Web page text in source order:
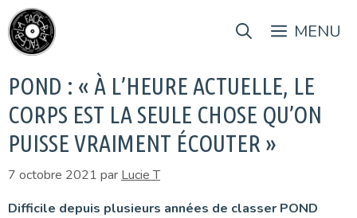
Aller
au
contenu
MENU
POND : « À L’HEURE ACTUELLE, LE
CORPS EST LA SEULE CHOSE QU’ON
PUISSE VRAIMENT ÉCOUTER »
7 octobre 2021 par Lucie T
Difficile depuis plusieurs années de classer POND